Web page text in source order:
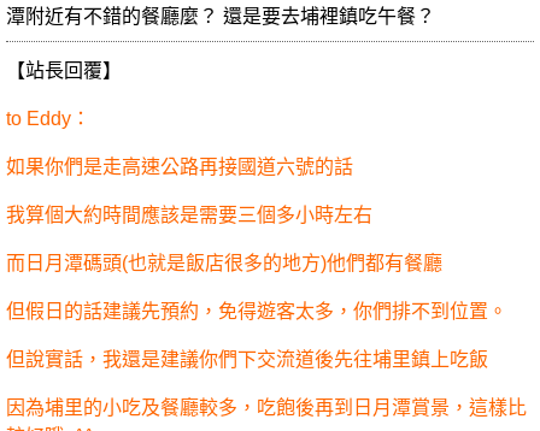
潭附近有不錯的餐廳麼？ 還是要去埔裡鎮吃午餐？
【站長回覆】
to Eddy：
如果你們是走高速公路再接國道六號的話
我算個大約時間應該是需要三個多小時左右
而日月潭碼頭(也就是飯店很多的地方)他們都有餐廳
但假日的話建議先預約，免得遊客太多，你們排不到位置。
但說實話，我還是建議你們下交流道後先往埔里鎮上吃飯
因為埔里的小吃及餐廳較多，吃飽後再到日月潭賞景，這樣比